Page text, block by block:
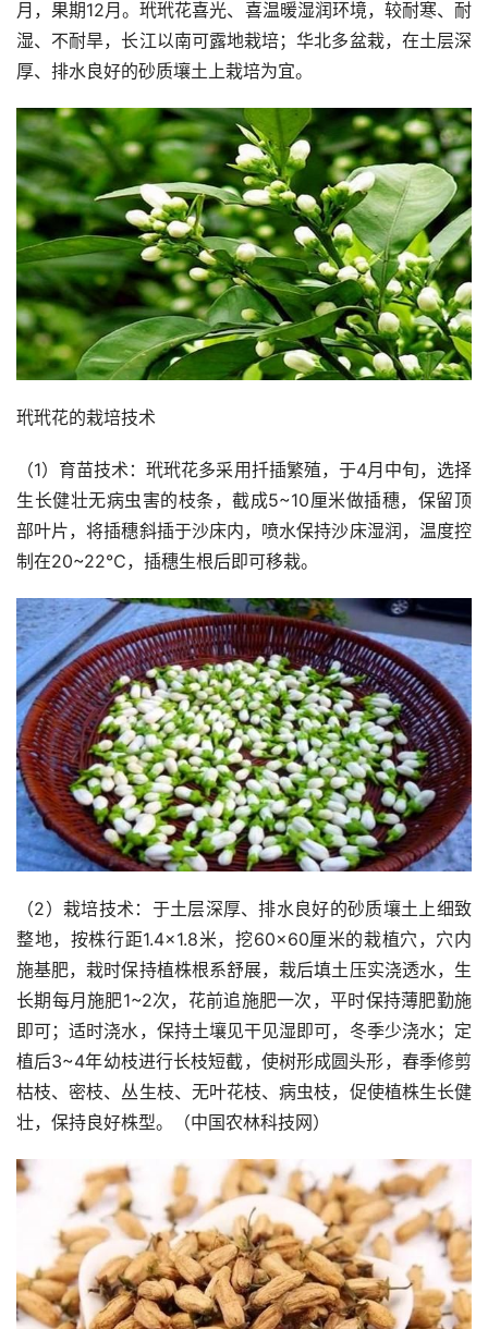
月，果期12月。玳玳花喜光、喜温暖湿润环境，较耐寒、耐
湿、不耐旱，长江以南可露地栽培；华北多盆栽，在土层深
厚、排水良好的砂质壤土上栽培为宜。
玳玳花的栽培技术
（1）育苗技术：玳玳花多采用扦插繁殖，于4月中旬，选择
生长健壮无病虫害的枝条，截成5~10厘米做插穗，保留顶
部叶片，将插穗斜插于沙床内，喷水保持沙床湿润，温度控
制在20~22℃，插穗生根后即可移栽。
（2）栽培技术：于土层深厚、排水良好的砂质壤土上细致
整地，按株行距1.4×1.8米，挖60×60厘米的栽植穴，穴内
施基肥，栽时保持植株根系舒展，栽后填土压实浇透水，生
长期每月施肥1~2次，花前追施肥一次，平时保持薄肥勤施
即可；适时浇水，保持土壤见干见湿即可，冬季少浇水；定
植后3~4年幼枝进行长枝短截，使树形成圆头形，春季修剪
枯枝、密枝、丛生枝、无叶花枝、病虫枝，促使植株生长健
壮，保持良好株型。（中国农林科技网）